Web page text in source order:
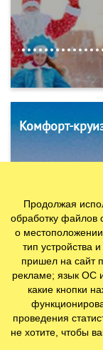
Комфорт-
Джип-тур
Продолжая
обработку файлов
о
тип устройства
пришел на сайт
рекламе; язык ОС
какие кнопки
проведения
не хотите, чтобы